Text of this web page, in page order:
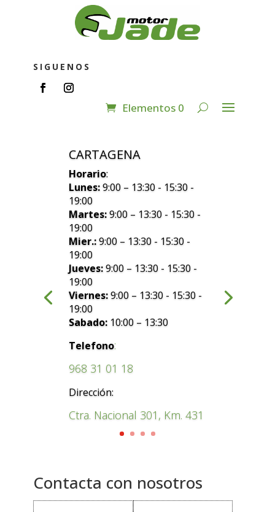
SIGUENOS
Elementos 0
CARTAGENA
Horario:
Lunes:9:00 – 13:30 - 15:30 -
19:00
Martes:9:00 – 13:30 - 15:30 -
19:00
Mier.:9:00 – 13:30 - 15:30 -
19:00
Jueves:9:00 – 13:30 - 15:30 -
19:00
Viernes:9:00 – 13:30 - 15:30 -
19:00
Sabado: 10:00 – 13:30
Telefono:
968 31 01 18
Dirección:
Ctra. Nacional 301, Km. 431
Contacta con nosotros